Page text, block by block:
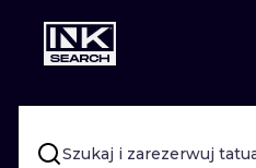
MIASTA
WARSZAWA
Szukaj i zarezerwuj